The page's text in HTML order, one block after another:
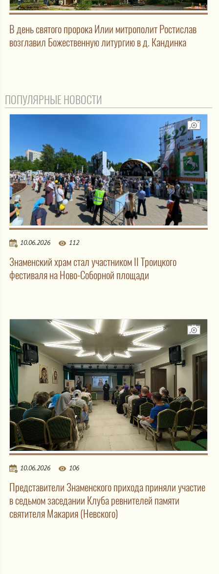
В день святого пророка Илии митрополит Ростислав
возглавил Божественную литургию в д. Кандинка
ПОПУЛЯРНЫЕ НОВОСТИ
10.06.2026 112
Знаменский храм стал участником II Троицкого
фестиваля на Ново-Соборной площади
10.06.2026 106
Представители Знаменского прихода приняли участие
в седьмом заседании Клуба ревнителей памяти
святителя Макария (Невского)